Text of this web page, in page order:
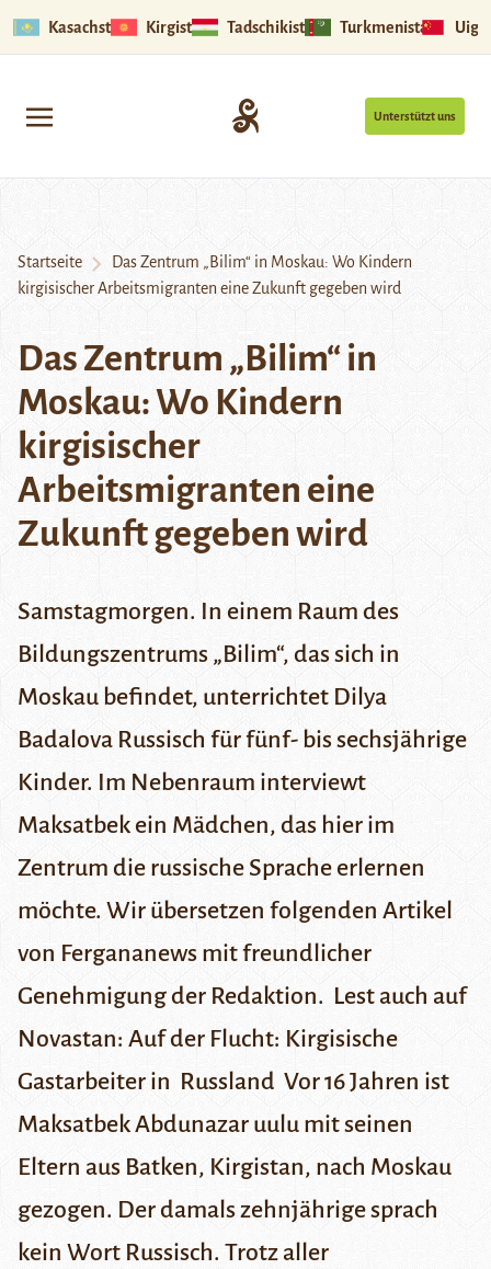
Kasachstan Kirgistan Tadschikistan Turkmenistan
Unterstützt uns
Startseite
Das Zentrum „Bilim“ in Moskau: Wo Kindern
kirgisischer Arbeitsmigranten eine Zukunft gegeben wird
Das Zentrum „Bilim“ in
Moskau: Wo Kindern
kirgisischer
Arbeitsmigranten eine
Zukunft gegeben wird
Samstagmorgen. In einem Raum des
Bildungszentrums „Bilim“, das sich in
Moskau befindet, unterrichtet Dilya
Badalova Russisch für fünf- bis sechsjährige
Kinder. Im Nebenraum interviewt
Maksatbek ein Mädchen, das hier im
Zentrum die russische Sprache erlernen
möchte. Wir übersetzen folgenden Artikel
von Fergananews mit freundlicher
Genehmigung der Redaktion. Lest auch auf
Novastan: Auf der Flucht: Kirgisische
Gastarbeiter in Russland Vor 16 Jahren ist
Maksatbek Abdunazar uulu mit seinen
Eltern aus Batken, Kirgistan, nach Moskau
gezogen. Der damals zehnjährige sprach
kein Wort Russisch. Trotz aller